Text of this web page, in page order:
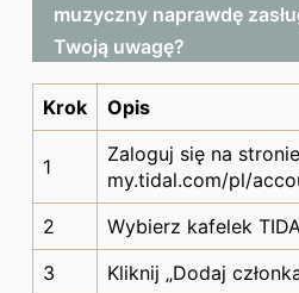
muzyczny naprawdę
Twoją uwagę?
Krok Opis
1
Zaloguj się na stronie
my.tidal.com/pl/
2
Wybierz kafelek
3
Kliknij „Dodaj